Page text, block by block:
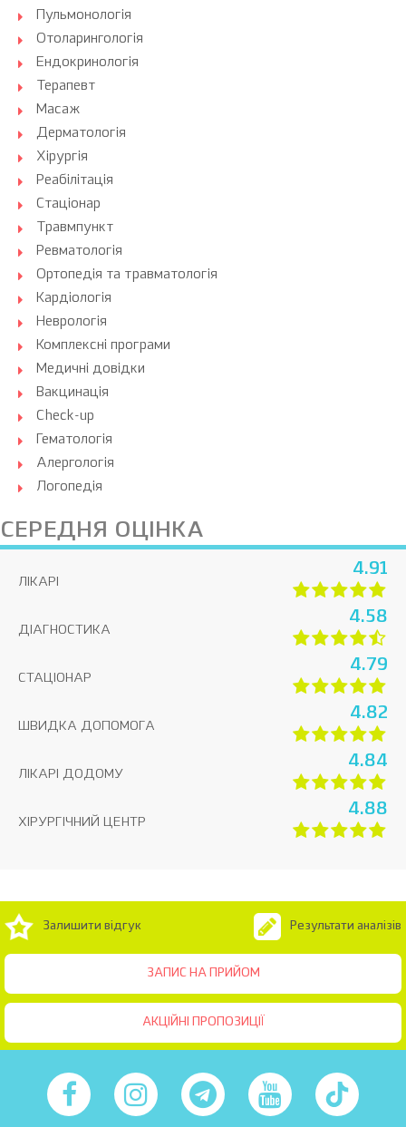
Пульмонологія
Отоларингологія
Ендокринологія
Терапевт
Масаж
Дерматологія
Хірургія
Реабілітація
Стаціонар
Травмпункт
Ревматологія
Ортопедія та травматологія
Кардіологія
Неврологія
Комплексні програми
Медичні довідки
Вакцинація
Check-up
Гематологія
Алергологія
Логопедія
СЕРЕДНЯ ОЦІНКА
ЛІКАРІ
4.91
ДІАГНОСТИКА
4.58
СТАЦІОНАР
4.79
ШВИДКА ДОПОМОГА
4.82
ЛІКАРІ ДОДОМУ
4.84
ХІРУРГІЧНИЙ ЦЕНТР
4.88
ЗАПИС НА ПРИЙОМ
Залишити відгук Результати аналізів
АКЦІЙНІ ПРОПОЗИЦІЇ